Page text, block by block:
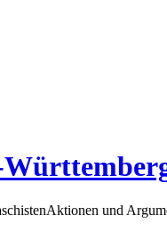
Aktionen und